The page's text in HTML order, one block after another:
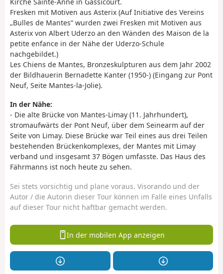
Fresken mit Motiven aus Asterix (Auf Initiative des Vereins
„Bulles de Mantes“ wurden zwei Fresken mit Motiven aus
Asterix von Albert Uderzo an den Wänden des Maison de la
petite enfance in der Nähe der Uderzo-Schule
nachgebildet.)
Les Chiens de Mantes, Bronzeskulpturen aus dem Jahr 2002
der Bildhauerin Bernadette Kanter (1950-) (Eingang zur Pont
Neuf, Seite Mantes-la-Jolie).
In der Nähe:
- Die alte Brücke von Mantes-Limay (11. Jahrhundert),
stromaufwärts der Pont Neuf, über dem Seinearm auf der
Seite von Limay. Diese Brücke war Teil eines aus drei Teilen
bestehenden Brückenkomplexes, der Mantes mit Limay
verband und insgesamt 37 Bögen umfasste. Das Haus des
Fährmanns ist noch heute zu sehen.
Sei stets vorsichtig und plane voraus. Visorando und der
Autor / die Autorin dieser Tour können im Falle eines Unfalls
auf dieser Tour nicht haftbar gemacht werden.
In der mobilen App anzeigen